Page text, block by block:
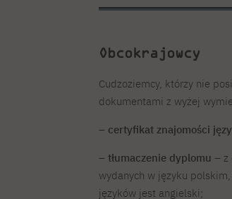
Obcokrajowcy
Cudzoziemcy, którzy nie
dokumentami z wyżej
– certyfikat znajomości
–tłumaczenie dyplomu – z
wydanych w języku
języków jest angielski;